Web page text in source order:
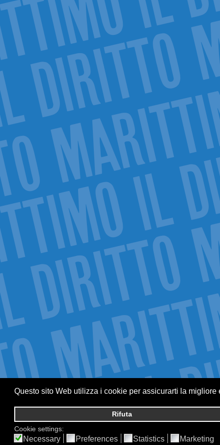
Questo sito Web utilizza i cookie per assicurarti la
Rifuta
Cookie settings:
Necessary Preferences Statistics Marketing